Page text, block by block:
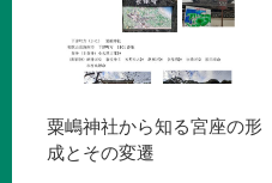
粟嶋神社から知る宮座の形
成とその変遷